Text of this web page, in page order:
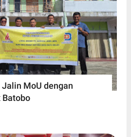
Jalin MoU dengan
Batobo